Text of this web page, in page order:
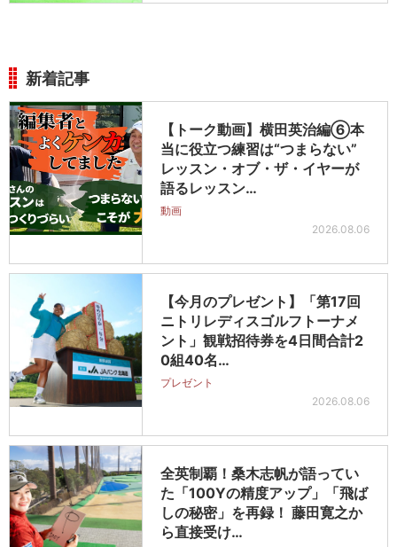
新着記事
【トーク動画】横田英治編⑥本
当に役立つ練習は“つまらない”
レッスン・オブ・ザ・イヤーが
語るレッスン…
動画
2026.08.06
【今月のプレゼント】「第17回
ニトリレディスゴルフトーナメ
ント」観戦招待券を4日間合計2
0組40名…
プレゼント
2026.08.06
全英制覇！桑木志帆が語ってい
た「100Yの精度アップ」「飛ば
しの秘密」を再録！ 藤田寛之か
ら直接受け…